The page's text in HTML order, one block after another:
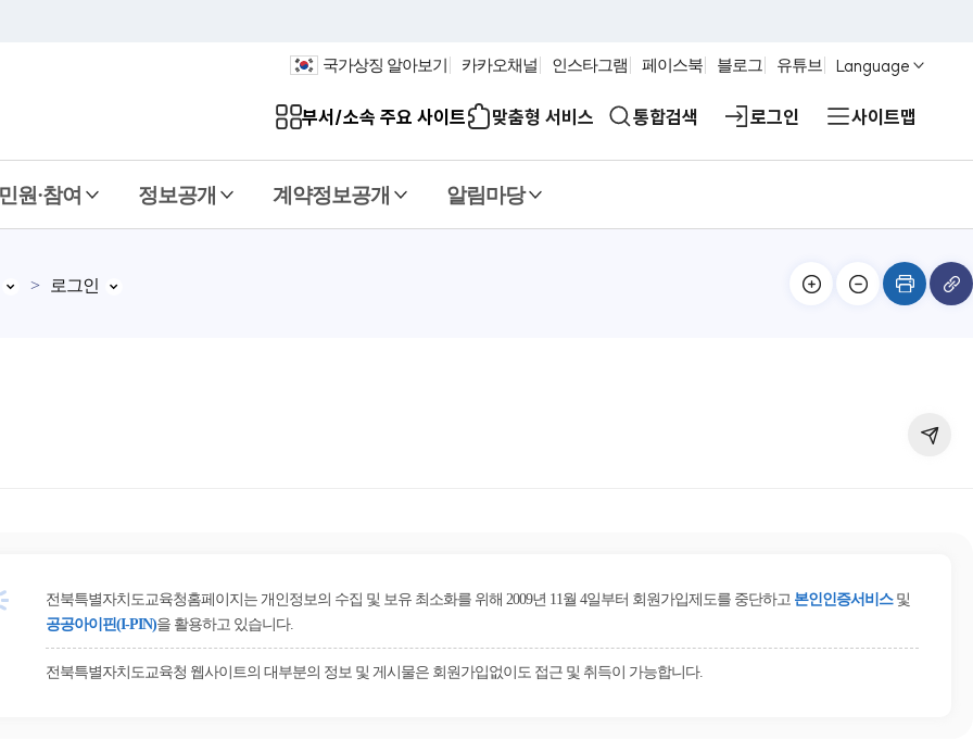
국가상징 알아보기 카카오채널 인스타그램 페이스북 블로그 유튜브 Language
부서/소속 주요 사이트 맞춤형 서비스 통합검색 로그인 사이트맵
원·참여 정보공개 계약정보공개 알림마당
로그인
전북특별자치도교육청홈페이지는 개인정보의 수집 및 보유 최소화를 위해 2009년 11월 4일부터 회원가입제도를 중단하고 본인인증서비스 및
공공아이핀(I-PIN)을 활용하고 있습니다.
전북특별자치도교육청 웹사이트의 대부분의 정보 및 게시물은 회원가입없이도 접근 및 취득이 가능합니다.